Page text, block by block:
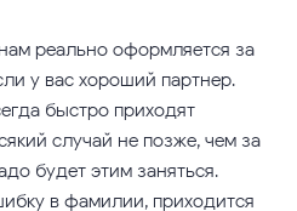
реально оформляется за
у вас хороший партнер.
быстро приходят
случай не позже, чем за
будет этим заняться.
в фамилии, приходится